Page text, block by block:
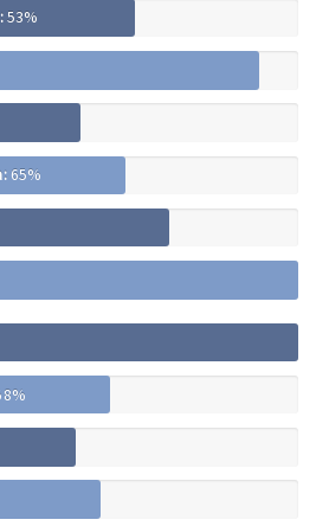
53%
65%